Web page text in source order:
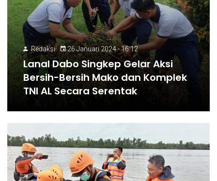
Redaksi 26 Januari 2024 - 16:12
Lanal Dabo Singkep Gelar Aksi
Bersih-Bersih Mako dan Komplek
TNI AL Secara Serentak